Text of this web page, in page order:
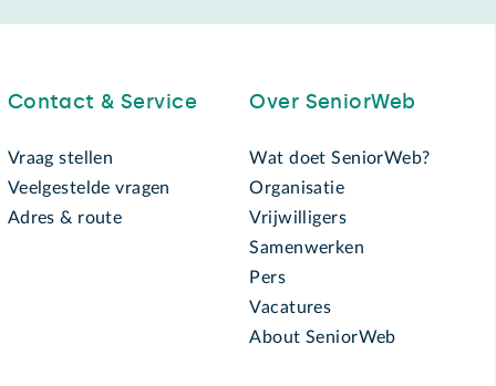
Contact & Service
Vraag stellen
Veelgestelde vragen
Adres & route
Over SeniorWeb
Wat doet SeniorWeb?
Organisatie
Vrijwilligers
Samenwerken
Pers
Vacatures
About SeniorWeb